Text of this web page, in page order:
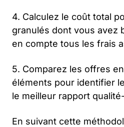
4. Calculez le coût total
granulés dont vous avez
en compte tous les frais
5. Comparez les offres
éléments pour identifier
le meilleur rapport
En suivant cette